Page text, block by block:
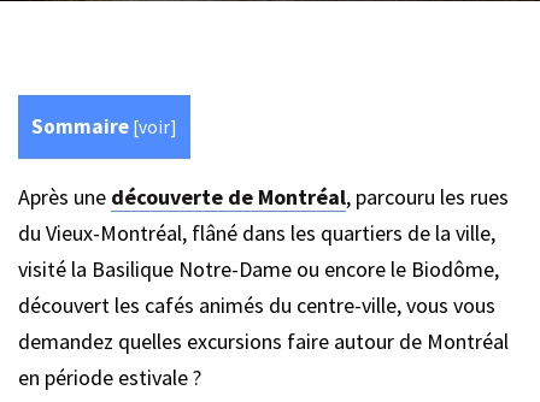
Sommaire [voir]
Après une découverte de Montréal, parcouru les rues
du Vieux-Montréal, flâné dans les quartiers de la ville,
visité la Basilique Notre-Dame ou encore le Biodôme,
découvert les cafés animés du centre-ville, vous vous
demandez quelles excursions faire autour de Montréal
en période estivale ?